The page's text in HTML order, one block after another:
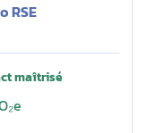
RSE
maîtrisé